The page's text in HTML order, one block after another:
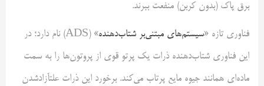
برق پاک (بدون کربن) منفعت ببرند.
فناوری تازه «سیستم‌های مبتنی‌بر شتاب‌دهنده
» (ADS) نام دارد؛ در
این فناوری شتاب‌دهنده ذرات یک پرتو قوی از پروتون‌ها را به سمت
ماده‌ای همانند جیوه مایع پرتاب می‌کند. برخورد این ذرات علتآزادشدن